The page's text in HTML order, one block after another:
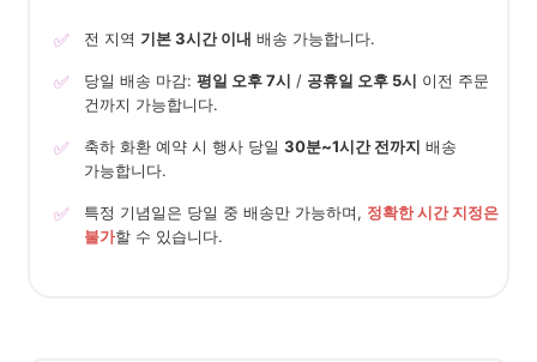
✅ 전 지역 기본 3시간 이내 배송 가능합니다.
✅ 당일 배송 마감: 평일 오후 7시 / 공휴일 오후 5시 이전 주문
건까지 가능합니다.
✅ 축하 화환 예약 시 행사 당일 30분~1시간 전까지 배송
가능합니다.
✅ 특정 기념일은 당일 중 배송만 가능하며, 정확한 시간 지정은
불가할 수 있습니다.